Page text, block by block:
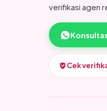
verifikasi agen
Cek